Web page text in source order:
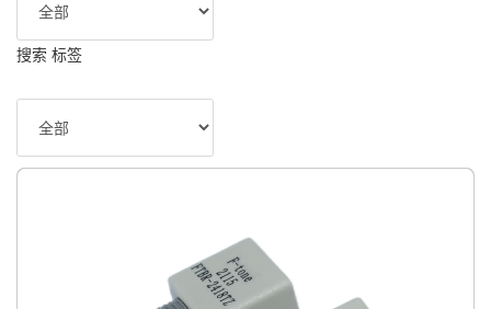
搜索 标签